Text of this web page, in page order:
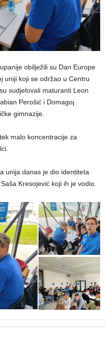
obilježili su Dan Europe
uniji koji se održao u Centru
sudjelovali maturanti Leon
Perošić i Domagoj
gimnazije.
malo koncentracije za
unija danas je dio identiteta
Kresojević koji ih je vodio.